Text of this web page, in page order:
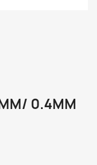
0.4MM